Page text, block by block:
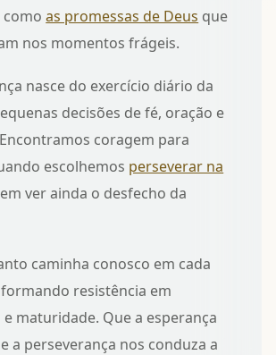
comoas promessas de Deus que
nos momentos frágeis.
nasce do exercício diário da
decisões de fé, oração e
coragem para
escolhemos perseverar na
ver ainda o desfecho da
caminha conosco em cada
resistência em
maturidade. Que a esperança
a perseverança nos conduza a